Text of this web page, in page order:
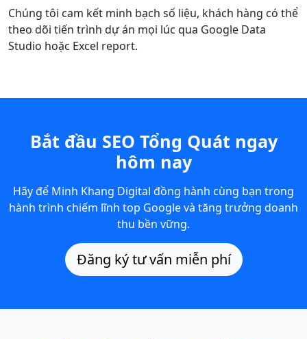
Chúng tôi cam kết minh bạch số liệu, khách hàng có thể
theo dõi tiến trình dự án mọi lúc qua Google Data
Studio hoặc Excel report.
Bắt đầu SEO Tổng Quát ngay
hôm nay
Hãy để Minh Khang Digital đồng hành cùng bạn trong
hành trình chiếm lĩnh top Google và tăng trưởng doanh
thu bền vững.
Đăng ký tư vấn miễn phí